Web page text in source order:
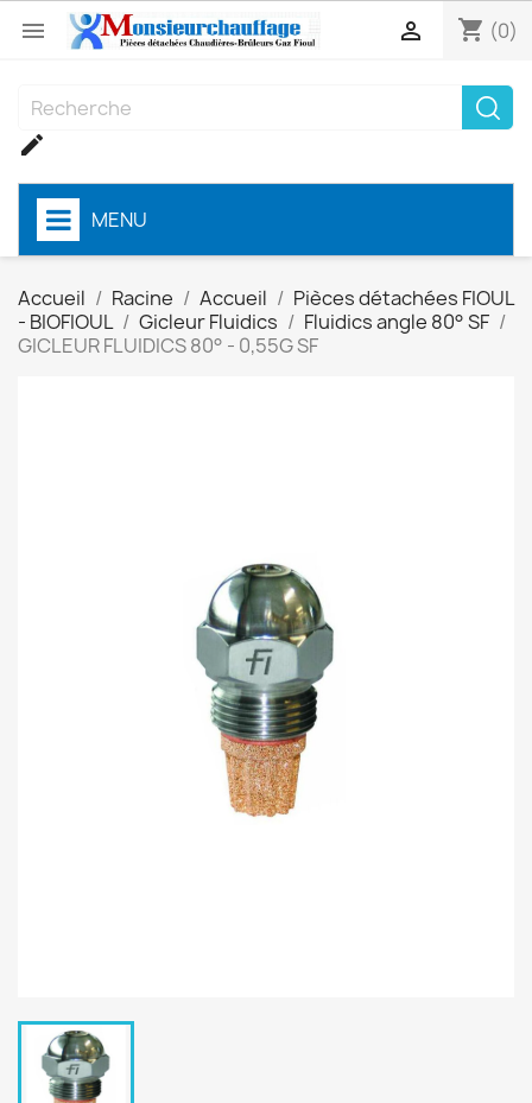
 shopping_cart (0)


MENU
Accueil Racine Accueil
Pièces détachées FIOUL
- BIOFIOUL
Gicleur Fluidics
Fluidics angle 80° SF
GICLEUR FLUIDICS 80° - 0,55G SF